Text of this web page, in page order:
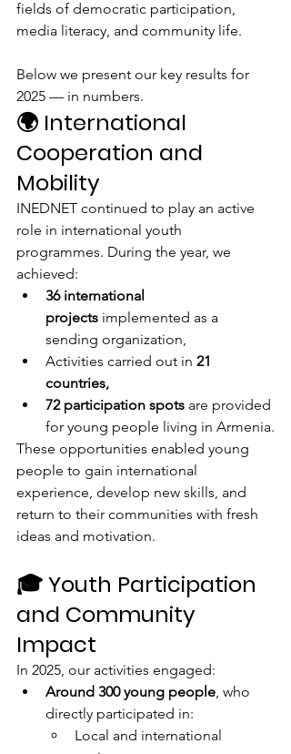
fields of democratic participation,
media literacy, and community life.
Below we present our key results for
2025 — in numbers.
🌍 International
Cooperation and
Mobility
INEDNET continued to play an active
role in international youth
programmes. During the year, we
achieved:
36 international
projects implemented as a
sending organization,
Activities carried out in 21
countries,
72 participation spots are provided
for young people living in Armenia.
These opportunities enabled young
people to gain international
experience, develop new skills, and
return to their communities with fresh
ideas and motivation.
🎓 Youth Participation
and Community
Impact
In 2025, our activities engaged:
Around 300 young people, who
directly participated in:
Local and international